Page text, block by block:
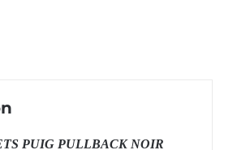
PUIG PULLBACK NOIR